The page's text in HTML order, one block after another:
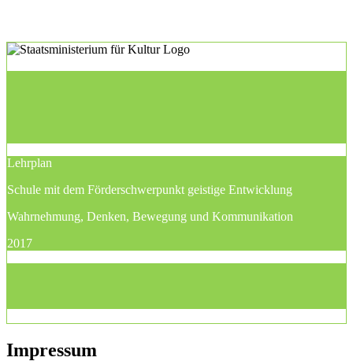
Lehrplan
Schule mit dem Förderschwerpunkt geistige Entwicklung
Wahrnehmung, Denken, Bewegung und Kommunikation
2017
Impressum